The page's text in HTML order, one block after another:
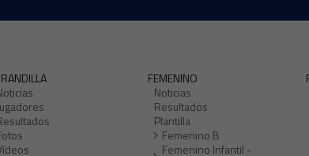
FEMENINO
Noticias
Resultados
Plantilla
Femenino B
Femenino Infantil -